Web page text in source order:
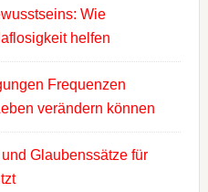
Wie
helfen
Frequenzen
verändern können
Glaubenssätze für